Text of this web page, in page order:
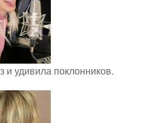
и удивила поклонников.